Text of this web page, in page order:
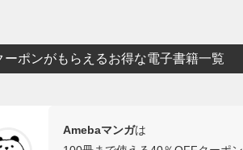
ーポンがもらえるお得な電子書籍一覧
Amebaマンガは